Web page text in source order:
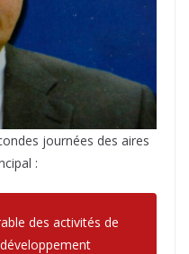
journées des aires
:
des activités de